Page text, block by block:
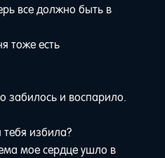
все должно быть в
тоже есть
забилось и воспарило.
избила?
мое сердце ушло в